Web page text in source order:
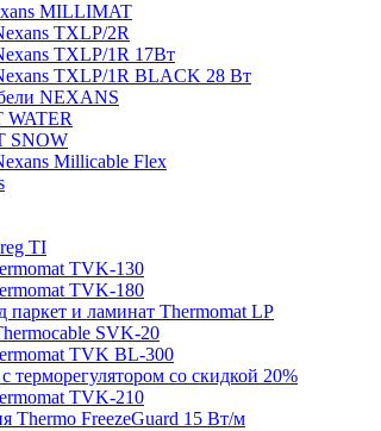
MILLIMAT
TXLP/2R
TXLP/1R 17Вт
TXLP/1R BLACK 28 Вт
NEXANS
WATER
SNOW
Millicable Flex
TI
TVK-130
TVK-180
паркет и ламинат Thermomat LP
SVK-20
TVK BL-300
терморегулятором со скидкой 20%
TVK-210
Thermo FreezeGuard 15 Вт/м